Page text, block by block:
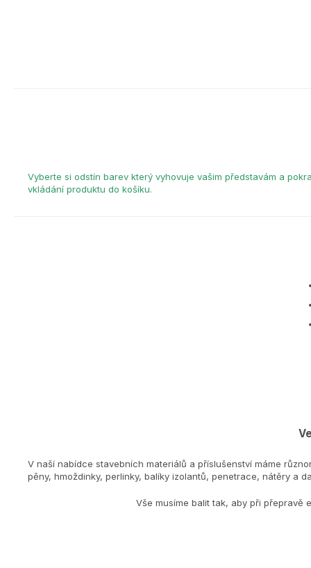
Vyberte si odstín barev který vyhovuje vašim představám a
vkládání produktu do košíku.
V naší nabídce stavebních materiálů a příslušenství máme
pěny, hmoždinky, perlinky, balíky izolantů, penetrace, nátěry a
Vše musíme balit tak, aby při přepravě